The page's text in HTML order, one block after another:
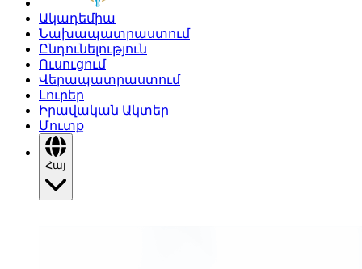
Ակադեմիա
Նախապատրաստում
Ընդունելություն
Ուսուցում
Վերապատրաստում
Լուրեր
Իրավական Ակտեր
Մուտք
Հայ